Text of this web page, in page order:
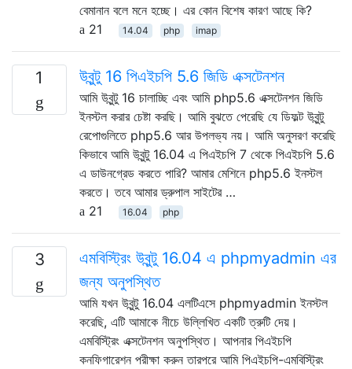
বেমানান বলে মনে হচ্ছে। এর কোন বিশেষ কারণ আছে কি?
21
14.04 php imap
1 উবুন্টু 16 পিএইচপি 5.6 জিডি এক্সটেনশন
আমি উবুন্টু 16 চালাচ্ছি এবং আমি php5.6 এক্সটেনশন জিডি
ইনস্টল করার চেষ্টা করছি। আমি বুঝতে পেরেছি যে ডিফল্ট উবুন্টু
রেপোগুলিতে php5.6 আর উপলভ্য নয়। আমি অনুসরণ করেছি
কিভাবে আমি উবুন্টু 16.04 এ পিএইচপি 7 থেকে পিএইচপি 5.6
এ ডাউনগ্রেড করতে পারি? আমার মেশিনে php5.6 ইনস্টল
করতে। তবে আমার ড্রুপাল সাইটের …
21
16.04 php
3
এমবিস্ট্রিং উবুন্টু 16.04 এ phpmyadmin এর
জন্য অনুপস্থিত
আমি যখন উবুন্টু 16.04 এলটিএসে phpmyadmin ইনস্টল
করেছি, এটি আমাকে নীচে উল্লিখিত একটি ত্রুটি দেয়।
এমবিস্ট্রিং এক্সটেনশন অনুপস্থিত। আপনার পিএইচপি
কনফিগারেশন পরীক্ষা করুন তারপরে আমি পিএইচপি-এমবিস্ট্রিং